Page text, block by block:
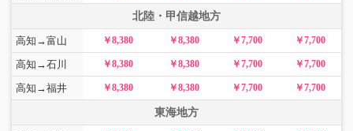
北陸・甲信越地方
高知→富山 ￥8,380 ￥8,380 ￥7,700 ￥7,700
高知→石川 ￥8,380 ￥8,380 ￥7,700 ￥7,700
高知→福井 ￥8,380 ￥8,380 ￥7,700 ￥7,700
東海地方